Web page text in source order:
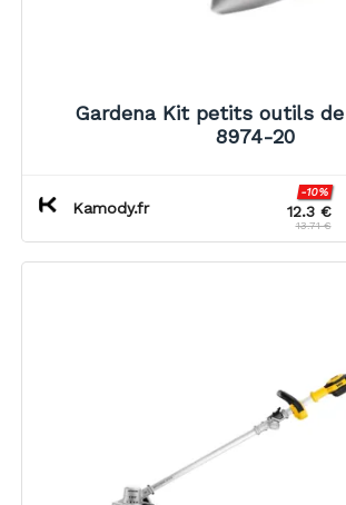
Gardena Kit petits outils de
8974-20
Kamody.fr 12.3 €
-10%
13.71 €